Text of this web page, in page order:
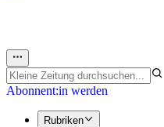
Abonnent:in werden
Rubriken